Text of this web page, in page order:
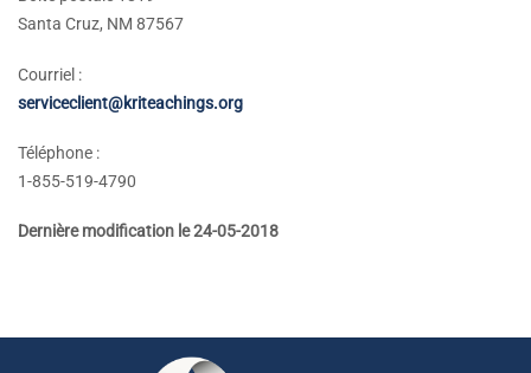
Santa Cruz, NM 87567
Courriel :
serviceclient@kriteachings.org
Téléphone :
1-855-519-4790
Dernière modification le 24-05-2018